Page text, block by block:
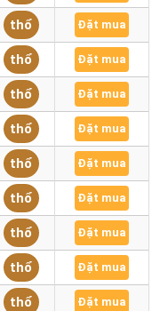
thổ Đặt mua
thổ Đặt mua
thổ Đặt mua
thổ Đặt mua
thổ Đặt mua
thổ Đặt mua
thổ Đặt mua
thổ Đặt mua
thổ Đặt mua